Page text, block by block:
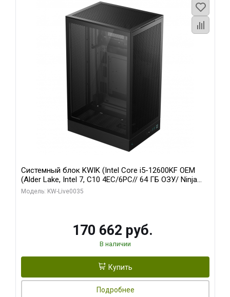
Системный блок KWIK (Intel Core i5-12600KF OEM
(Alder Lake, Intel 7, C10 4EC/6PC// 64 ГБ ОЗУ/ Ninja
Sinotex GTX1650 4GB 128bit GDDR6 DVI DP HDMI 2/
Модель: KW-Live0035
170 662 руб.
В наличии
Купить
Подробнее